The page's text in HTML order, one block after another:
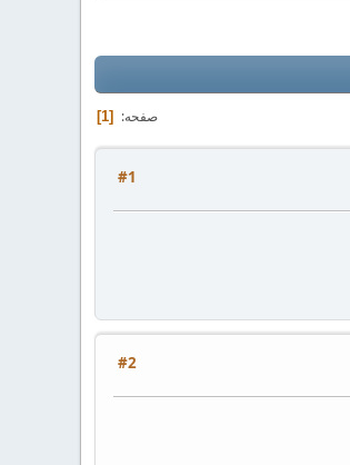
صفحه 1
#1
#2